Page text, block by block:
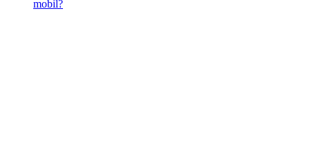
mobil?